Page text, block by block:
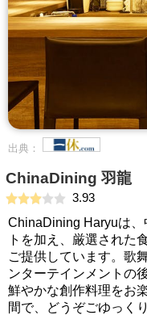
出典：
ChinaDining 羽龍
3.93
ChinaDining Haryuは
トを加え、厳選された
ご提供しています。歌
ンターテインメントの
鮮やかな創作料理をお
間で、どうぞごゆっく